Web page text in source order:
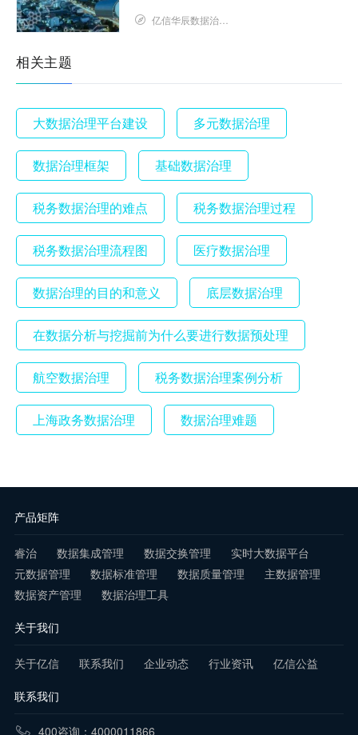
亿信华辰数据治理研究院
相关主题
大数据治理平台建设 多元数据治理
数据治理框架 基础数据治理
税务数据治理的难点 税务数据治理过程
税务数据治理流程图 医疗数据治理
数据治理的目的和意义 底层数据治理
在数据分析与挖掘前为什么要进行数据预处理
航空数据治理 税务数据治理案例分析
上海政务数据治理 数据治理难题
产品矩阵
睿治 数据集成管理 数据交换管理
实时大数据平台
元数据管理
数据标准管理 数据质量管理
主数据管理
数据资产管理
数据治理工具
关于我们
关于亿信 联系我们 企业动态 行业资讯 亿信公益
联系我们
400咨询：4000011866